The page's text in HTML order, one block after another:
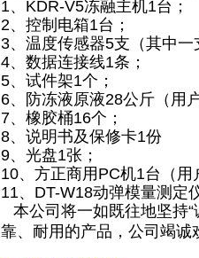
1、KDR-V5冻融主机1台；
2、控制电箱1台；
3、温度传感器5支（其中一
4、数据连接线1条；
5、试件架1个；
6、防冻液原液28公斤（用
7、橡胶桶16个；
8、说明书及保修卡1份
9、光盘1张；
10、方正商用PC机1台（用
11、DT-W18动弹模量测定
本公司将一如既往地坚持
靠、耐用的产品，公司竭诚